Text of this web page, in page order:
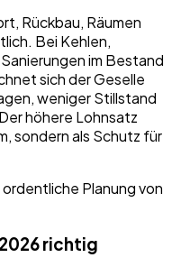
Rückbau, Räumen
Bei Kehlen,
im Bestand
sich der Geselle
weniger Stillstand
höhere Lohnsatz
sondern als Schutz für
Planung von
richtig